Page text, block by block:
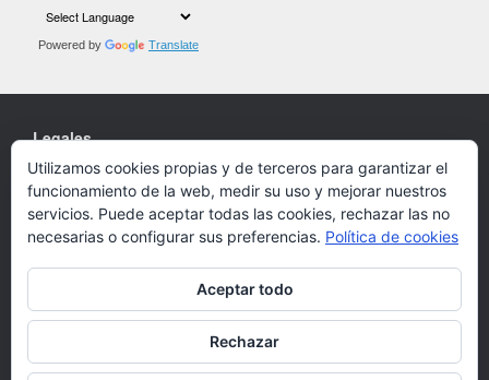
Powered by Translate
Legales
Cookies
Política de privacidad
Un Tema deSiteOrigin
Utilizamos cookies propias y de terceros para garantizar el
funcionamiento de la web, medir su uso y mejorar nuestros
servicios. Puede aceptar todas las cookies, rechazar las no
necesarias o configurar sus preferencias. Política de cookies
Aceptar todo
Rechazar